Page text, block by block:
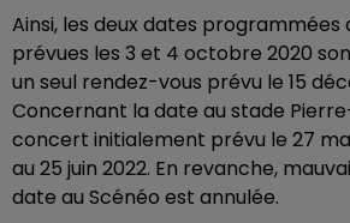
Ainsi, les deux dates programmées
prévues les 3 et 4 octobre 2020
un seul rendez-vous prévu le 15
Concernant la date au stade
concert initialement prévu le 27
au 25 juin 2022. En revanche,
date au Scénéo est annulée.